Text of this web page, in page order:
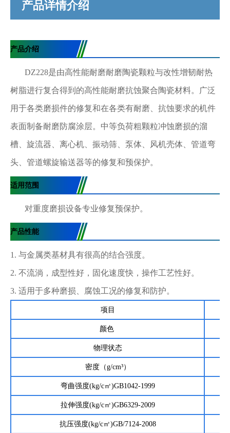
产品详情介绍
产品介绍
DZ228是由高性能耐磨耐磨陶瓷颗粒与改性增韧耐热
树脂进行复合得到的高性能耐磨抗蚀聚合陶瓷材料。广泛
用于各类磨损件的修复和在各类有耐磨、抗蚀要求的机件
表面制备耐磨防腐涂层。中等负荷粗颗粒冲蚀磨损的溜
槽、旋流器、离心机、振动筛、泵体、风机壳体、管道弯
头、管道螺旋输送器等的修复和预保护。
适用范围
对重度磨损设备专业修复预保护。
产品性能
1. 与金属类基材具有很高的结合强度。
2. 不流淌，成型性好，固化速度快，操作工艺性好。
3. 适用于多种磨损、腐蚀工况的修复和防护。
项目
颜色
物理状态
密度（g/cm³）
弯曲强度(kg/c㎡)GB1042-1999
拉伸强度(kg/c㎡)GB6329-2009
抗压强度(kg/c㎡)GB/7124-2008